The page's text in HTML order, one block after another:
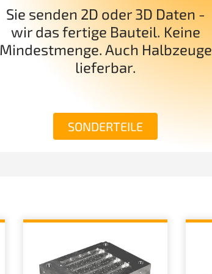
Sie senden 2D oder 3D Daten -
wir das fertige Bauteil. Keine
Mindestmenge. Auch Halbzeuge
lieferbar.
SONDERTEILE